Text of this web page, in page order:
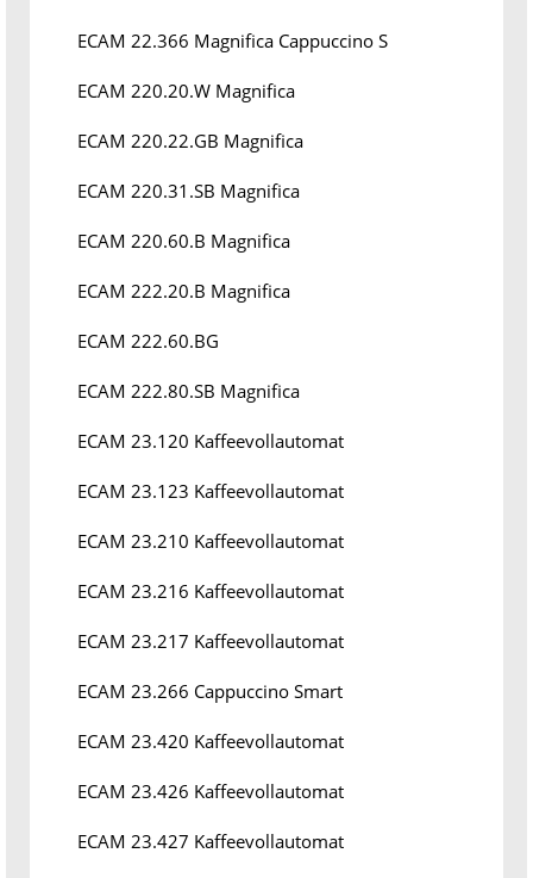
ECAM 22.366 Magnifica Cappuccino S
ECAM 220.20.W Magnifica
ECAM 220.22.GB Magnifica
ECAM 220.31.SB Magnifica
ECAM 220.60.B Magnifica
ECAM 222.20.B Magnifica
ECAM 222.60.BG
ECAM 222.80.SB Magnifica
ECAM 23.120 Kaffeevollautomat
ECAM 23.123 Kaffeevollautomat
ECAM 23.210 Kaffeevollautomat
ECAM 23.216 Kaffeevollautomat
ECAM 23.217 Kaffeevollautomat
ECAM 23.266 Cappuccino Smart
ECAM 23.420 Kaffeevollautomat
ECAM 23.426 Kaffeevollautomat
ECAM 23.427 Kaffeevollautomat